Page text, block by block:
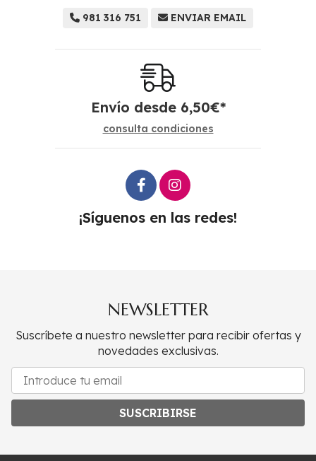
981 316 751 ENVIAR EMAIL
Envío desde 6,50€*
consulta condiciones
¡Síguenos en las redes!
NEWSLETTER
Suscríbete a nuestro newsletter para recibir ofertas y
novedades exclusivas.
SUSCRIBIRSE